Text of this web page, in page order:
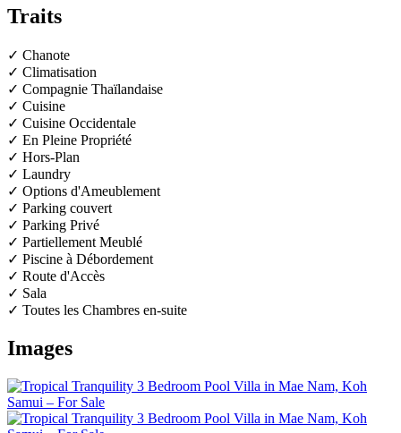
Traits
✓ Chanote
✓ Climatisation
✓ Compagnie Thaïlandaise
✓ Cuisine
✓ Cuisine Occidentale
✓ En Pleine Propriété
✓ Hors-Plan
✓ Laundry
✓ Options d'Ameublement
✓ Parking couvert
✓ Parking Privé
✓ Partiellement Meublé
✓ Piscine à Débordement
✓ Route d'Accès
✓ Sala
✓ Toutes les Chambres en-suite
Images